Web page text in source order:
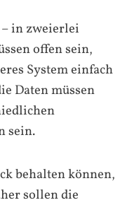
– in zweierlei
offen sein,
System einfach
Daten müssen
sein.
behalten können,
sollen die